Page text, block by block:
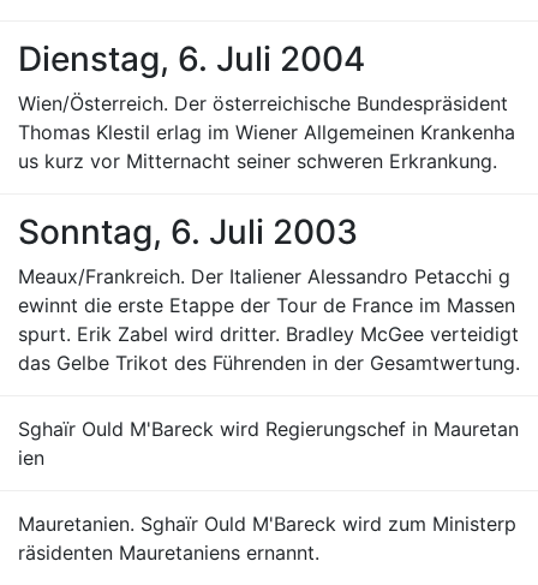
Dienstag, 6. Juli 2004
Wien/Österreich. Der österreichische Bundespräsident
Thomas Klestil erlag im Wiener Allgemeinen Krankenha
us kurz vor Mitternacht seiner schweren Erkrankung.
Sonntag, 6. Juli 2003
Meaux/Frankreich. Der Italiener Alessandro Petacchi g
ewinnt die erste Etappe der Tour de France im Massen
spurt. Erik Zabel wird dritter. Bradley McGee verteidigt
das Gelbe Trikot des Führenden in der Gesamtwertung.
Sghaïr Ould M'Bareck wird Regierungschef in Mauretan
ien
Mauretanien. Sghaïr Ould M'Bareck wird zum Ministerp
räsidenten Mauretaniens ernannt.